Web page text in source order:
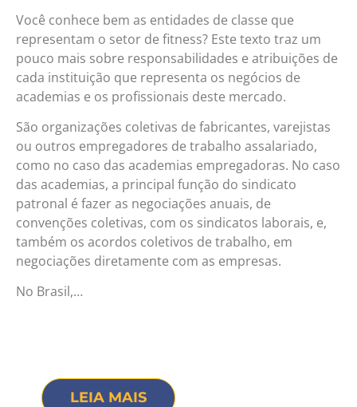
Você conhece bem as entidades de classe que
representam o setor de fitness? Este texto traz um
pouco mais sobre responsabilidades e atribuições de
cada instituição que representa os negócios de
academias e os profissionais deste mercado.
São organizações coletivas de fabricantes, varejistas
ou outros empregadores de trabalho assalariado,
como no caso das academias empregadoras. No caso
das academias, a principal função do sindicato
patronal é fazer as negociações anuais, de
convenções coletivas, com os sindicatos laborais, e,
também os acordos coletivos de trabalho, em
negociações diretamente com as empresas.
No Brasil,…
LEIA MAIS